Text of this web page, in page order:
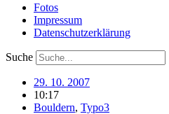
Fotos
Impressum
Datenschutzerklärung
Suche
29. 10. 2007
10:17
Bouldern, Typo3